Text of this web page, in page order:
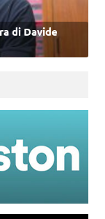
di Davide